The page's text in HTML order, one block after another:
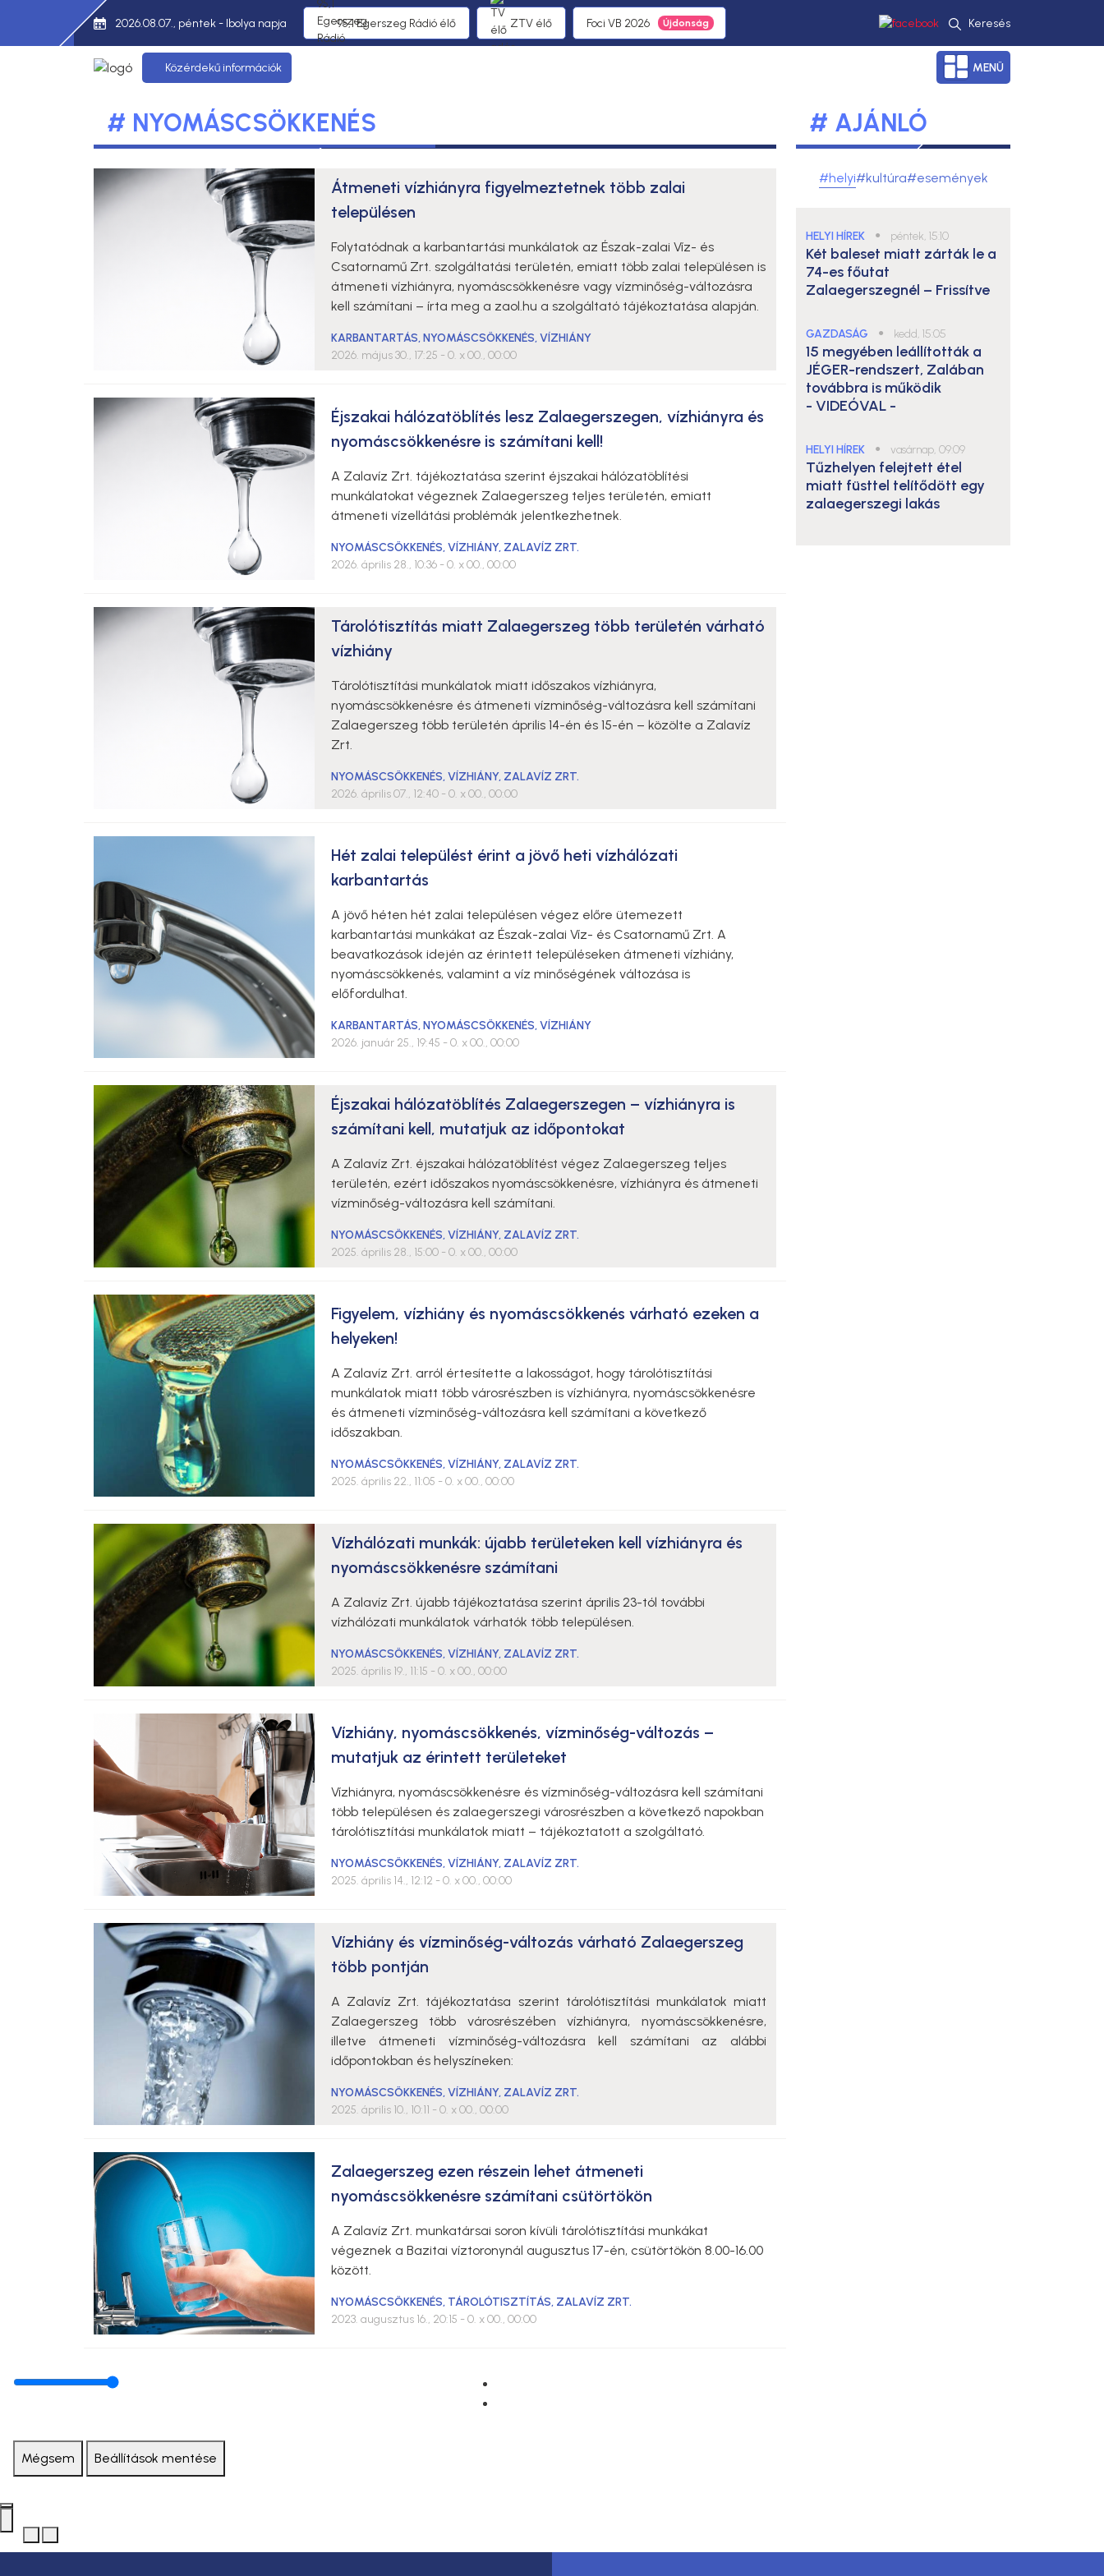
2026.08.07., péntek - Ibolya napja 95,1 Egerszeg Rádió élő ZTV élő Foci VB 2026 Keresés
Közérdekű információk MENÜ
# NYOMÁSCSÖKKENÉS
Átmeneti vízhiányra figyelmeztetnek több zalai
településen
Folytatódnak a karbantartási munkálatok az Észak-zalai Víz- és
Csatornamű Zrt. szolgáltatási területén, emiatt több zalai településen is
átmeneti vízhiányra, nyomáscsökkenésre vagy vízminőség-változásra
kell számítani – írta meg a zaol.hu a szolgáltató tájékoztatása alapján.
KARBANTARTÁS,NYOMÁSCSÖKKENÉS,VÍZHIÁNY
2026. május 30., 17:25 - 0. x 00., 00:00
Éjszakai hálózatöblítés lesz Zalaegerszegen, vízhiányra és
nyomáscsökkenésre is számítani kell!
A Zalavíz Zrt. tájékoztatása szerint éjszakai hálózatöblítési
munkálatokat végeznek Zalaegerszeg teljes területén, emiatt
átmeneti vízellátási problémák jelentkezhetnek.
NYOMÁSCSÖKKENÉS,VÍZHIÁNY, ZALAVÍZ ZRT.
2026. április 28., 10:36 - 0. x 00., 00:00
Tárolótisztítás miatt Zalaegerszeg több területén várható
vízhiány
Tárolótisztítási munkálatok miatt időszakos vízhiányra,
nyomáscsökkenésre és átmeneti vízminőség-változásra kell számítani
Zalaegerszeg több területén április 14-én és 15-én – közölte a Zalavíz
Zrt.
NYOMÁSCSÖKKENÉS,VÍZHIÁNY, ZALAVÍZ ZRT.
2026. április 07., 12:40 - 0. x 00., 00:00
Hét zalai települést érint a jövő heti vízhálózati
karbantartás
A jövő héten hét zalai településen végez előre ütemezett
karbantartási munkákat az Észak-zalai Víz- és Csatornamű Zrt. A
beavatkozások idején az érintett településeken átmeneti vízhiány,
nyomáscsökkenés, valamint a víz minőségének változása is
előfordulhat.
KARBANTARTÁS,NYOMÁSCSÖKKENÉS,VÍZHIÁNY
2026. január 25., 19:45 - 0. x 00., 00:00
Éjszakai hálózatöblítés Zalaegerszegen – vízhiányra is
számítani kell, mutatjuk az időpontokat
A Zalavíz Zrt. éjszakai hálózatöblítést végez Zalaegerszeg teljes
területén, ezért időszakos nyomáscsökkenésre, vízhiányra és átmeneti
vízminőség-változásra kell számítani.
NYOMÁSCSÖKKENÉS,VÍZHIÁNY, ZALAVÍZ ZRT.
2025. április 28., 15:00 - 0. x 00., 00:00
Figyelem, vízhiány és nyomáscsökkenés várható ezeken a
helyeken!
A Zalavíz Zrt. arról értesítette a lakosságot, hogy tárolótisztítási
munkálatok miatt több városrészben is vízhiányra, nyomáscsökkenésre
és átmeneti vízminőség-változásra kell számítani a következő
időszakban.
NYOMÁSCSÖKKENÉS,VÍZHIÁNY, ZALAVÍZ ZRT.
2025. április 22., 11:05 - 0. x 00., 00:00
Vízhálózati munkák: újabb területeken kell vízhiányra és
nyomáscsökkenésre számítani
A Zalavíz Zrt. újabb tájékoztatása szerint április 23-tól további
vízhálózati munkálatok várhatók több településen.
NYOMÁSCSÖKKENÉS,VÍZHIÁNY, ZALAVÍZ ZRT.
2025. április 19., 11:15 - 0. x 00., 00:00
Vízhiány, nyomáscsökkenés, vízminőség-változás –
mutatjuk az érintett területeket
Vízhiányra, nyomáscsökkenésre és vízminőség-változásra kell számítani
több településen és zalaegerszegi városrészben a következő napokban
tárolótisztítási munkálatok miatt – tájékoztatott a szolgáltató.
NYOMÁSCSÖKKENÉS,VÍZHIÁNY, ZALAVÍZ ZRT.
2025. április 14., 12:12 - 0. x 00., 00:00
Vízhiány és vízminőség-változás várható Zalaegerszeg
több pontján
A Zalavíz Zrt. tájékoztatása szerint tárolótisztítási munkálatok miatt
Zalaegerszeg több városrészében vízhiányra, nyomáscsökkenésre,
illetve átmeneti vízminőség-változásra kell számítani az alábbi
időpontokban és helyszíneken:
NYOMÁSCSÖKKENÉS,VÍZHIÁNY, ZALAVÍZ ZRT.
2025. április 10., 10:11 - 0. x 00., 00:00
Zalaegerszeg ezen részein lehet átmeneti
nyomáscsökkenésre számítani csütörtökön
A Zalavíz Zrt. munkatársai soron kívüli tárolótisztítási munkákat
végeznek a Bazitai víztoronynál augusztus 17-én, csütörtökön 8.00-16.00
között.
NYOMÁSCSÖKKENÉS, TÁROLÓTISZTÍTÁS, ZALAVÍZ ZRT.
2023. augusztus 16., 20:15 - 0. x 00., 00:00
# AJÁNLÓ
#helyi#kultúra#események
HELYI HÍREK ● péntek, 15:10
Két baleset miatt zárták le a
74-es főutat
Zalaegerszegnél – Frissítve
GAZDASÁG ● kedd, 15:05
15 megyében leállították a
JÉGER-rendszert, Zalában
továbbra is működik
- VIDEÓVAL -
HELYI HÍREK ● vasárnap, 09:09
Tűzhelyen felejtett étel
miatt füsttel telítődött egy
zalaegerszegi lakás
Mégsem Beállítások mentése